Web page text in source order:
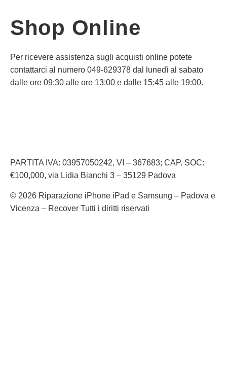
Shop Online
Per ricevere assistenza sugli acquisti online potete
contattarci al numero 049-629378 dal lunedì al sabato
dalle ore 09:30 alle ore 13:00 e dalle 15:45 alle 19:00.
PARTITA IVA: 03957050242, VI – 367683; CAP. SOC:
€100,000, via Lidia Bianchi 3 – 35129 Padova
© 2026 Riparazione iPhone iPad e Samsung – Padova e
Vicenza – Recover Tutti i diritti riservati